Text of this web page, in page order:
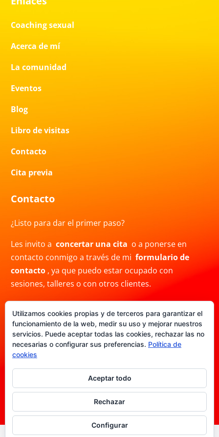
Coaching sexual
Acerca de mí
La comunidad
Eventos
Blog
Libro de visitas
Contacto
Cita previa
Contacto
¿Listo para dar el primer paso?
Les invito aconcertar una cita o a ponerse en
contacto conmigo a través de miformulario de
contacto , ya que puedo estar ocupado con
sesiones, talleres o con otros clientes.
También puedes contactarme por correo electrónico
ainfo@crisblas.como porWhatsAppal
+34691480780. Ten en cuenta que mi respuesta
puede demorar.
Politica de Privacidad|Aviso legal|Politica de
Términos y condiciones
Utilizamos cookies propias y de terceros para garantizar el
funcionamiento de la web, medir su uso y mejorar nuestros
servicios. Puede aceptar todas las cookies, rechazar las no
necesarias o configurar sus preferencias. Política de
cookies
Aceptar todo
Rechazar
Configurar